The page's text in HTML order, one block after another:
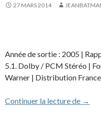
27 MARS 2014
Année de sortie : 2005 |
5.1. Dolby / PCM Stéréo |
Warner | Distribution
Continuer la lecture de →